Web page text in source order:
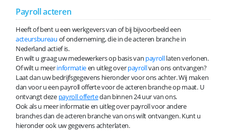
Payroll acteren
Heeft of bent u een werkgevers van of bij bijvoorbeeld een
acteursbureau of onderneming, die in de acteren branche in
Nederland actief is.
En wilt u graag uw medewerkers op basis van payrolllaten verlonen.
Of wilt u meerinformatieen uitleg overpayrollvan ons ontvangen?
Laat dan uw bedrijfsgegevens hieronder voor ons achter. Wij maken
dan voor u een payroll offerte voor de acteren branche op maat. U
ontvangt deze payroll offertedan binnen 24 uur van ons.
Ook als u meer informatie en uitleg over payroll voor andere
branches dan de acteren branche van ons wilt ontvangen. Kunt u
hieronder ook uw gegevens achterlaten.